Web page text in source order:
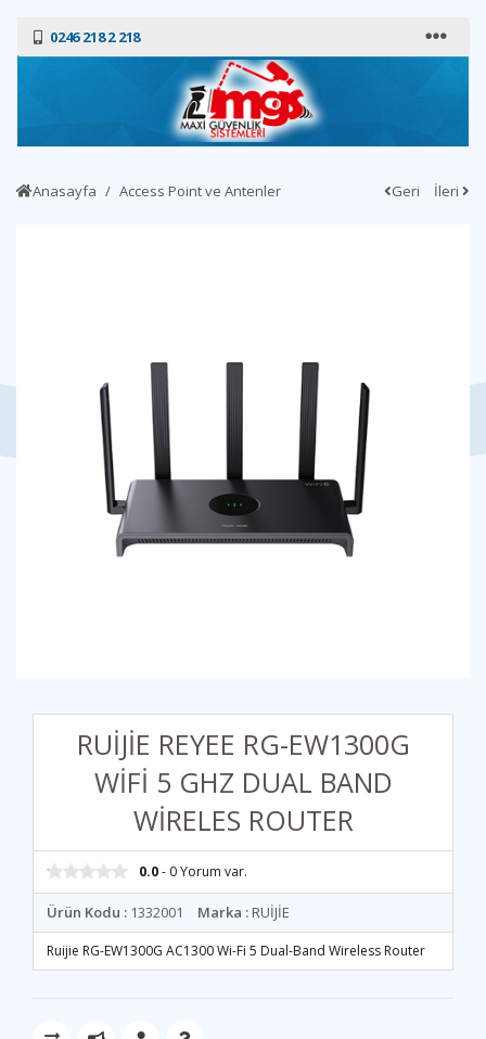
0246 218 2 218
Anasayfa Access Point ve Antenler Geri İleri
RUİJİE REYEE RG-EW1300G
WİFİ 5 GHZ DUAL BAND
WİRELES ROUTER
0.0- 0 Yorum var.
Ürün Kodu : 1332001 Marka :RUİJİE
Ruijie RG-EW1300G AC1300 Wi-Fi 5 Dual-Band Wireless Router